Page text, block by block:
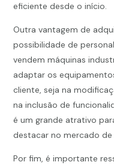
eficiente desde o início.
Outra vantagem de
possibilidade de
vendem máquinas
adaptar os
cliente, seja na
na inclusão de
é um grande atrativo
destacar no mercado de
Por fim, é importante